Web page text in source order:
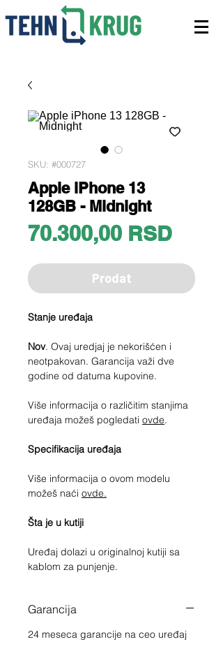
SKU: #000727
Apple iPhone 13
128GB - Midnight
70.300,00 RSDPrice
Prodat
Stanje uređaja
Nov. Ovaj uredjaj je nekorišćen i
neotpakovan. Garancija važi dve
godine od datuma kupovine.
Više informacija o različitim stanjima
uređaja možeš pogledati ovde.
Specifikacija uređaja
Više informacija o ovom modelu
možeš naći ovde.
Šta je u kutiji
Uređaj dolazi u originalnoj kutiji sa
kablom za punjenje.
Garancija
24 meseca garancije na ceo uređaj